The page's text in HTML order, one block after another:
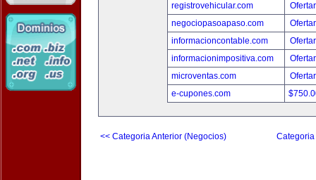
registrovehicular.com
negociopasoapaso.com
informacioncontable.com
informacionimpositiva.com
microventas.com
e-cupones.com
<< Categoria Anterior (Negocios)